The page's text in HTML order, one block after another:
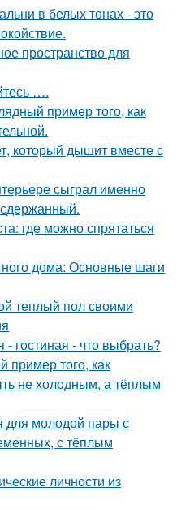
в белых тонах - это
пространство для
….
пример того, как
который дышит вместе с
сыграл именно
где можно спрятаться
дома: Основные шаги
теплый пол своими
- гостиная - что выбрать?
пример того, как
не холодным, а тёплым
для молодой пары с
с тёплым
личности из